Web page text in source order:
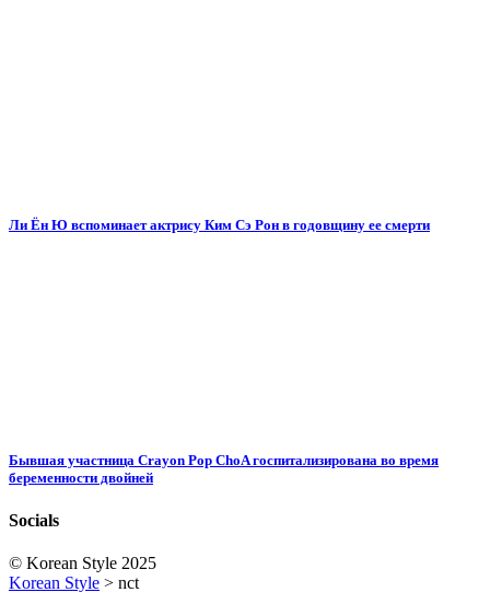
Ли Ён Ю вспоминает актрису Ким Сэ Рон в годовщину ее смерти
Бывшая участница Crayon Pop ChoA госпитализирована во время
беременности двойней
Socials
© Korean Style 2025
Korean Style > nct